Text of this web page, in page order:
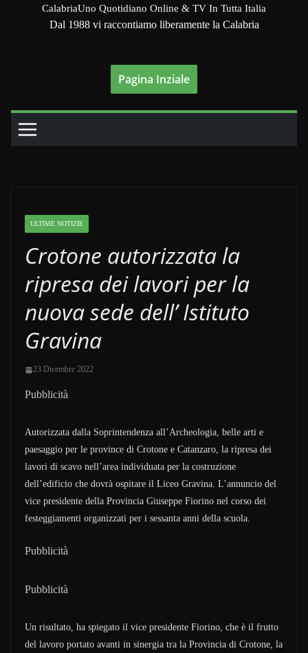
CalabriaUno Quotidiano Online & TV In Tutta Italia
Dal 1988 vi raccontiamo liberamente la Calabria
Pagina Inziale
ULTIME NOTIZIE
Crotone autorizzata la
ripresa dei lavori per la
nuova sede dell’ Istituto
Gravina
23 Dicembre 2022
Pubblicità
Autorizzata dalla Soprintendenza all’Archeologia, belle arti e
paesaggio per le province di Crotone e Catanzaro, la ripresa dei
lavori di scavo nell’area individuata per la costruzione
dell’edificio che dovrà ospitare il Liceo Gravina. L’annuncio del
vice presidente della Provincia Giuseppe Fiorino nel corso dei
festeggiamenti organizzati per i sessanta anni della scuola.
Pubblicità
Pubblicità
Un risultato, ha spiegato il vice presidente Fiorino, che è il frutto
del lavoro portato avanti in sinergia tra la Provincia di Crotone, la